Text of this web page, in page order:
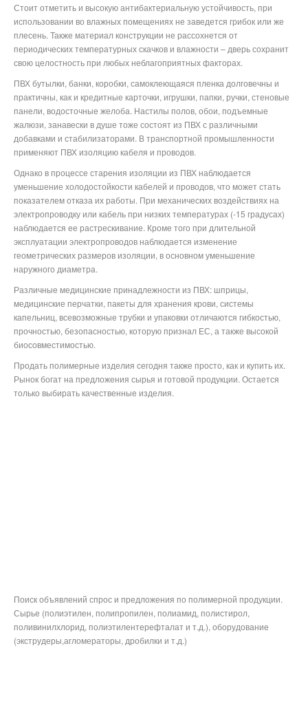
Стоит отметить и высокую антибактериальную устойчивость, при
использовании во влажных помещениях не заведется грибок или же
плесень. Также материал конструкции не рассохнется от
периодических температурных скачков и влажности – дверь сохранит
свою целостность при любых неблагоприятных факторах.
ПВХ бутылки, банки, коробки, самоклеющаяся пленка долговечны и
практичны, как и кредитные карточки, игрушки, папки, ручки, стеновые
панели, водосточные желоба. Настилы полов, обои, подъемные
жалюзи, занавески в душе тоже состоят из ПВХ с различными
добавками и стабилизаторами. В транспортной промышленности
применяют ПВХ изоляцию кабеля и проводов.
Однако в процессе старения изоляции из ПВХ наблюдается
уменьшение холодостойкости кабелей и проводов, что может стать
показателем отказа их работы. При механических воздействиях на
электропроводку или кабель при низких температурах (-15 градусах)
наблюдается ее растрескивание. Кроме того при длительной
эксплуатации электропроводов наблюдается изменение
геометрических размеров изоляции, в основном уменьшение
наружного диаметра.
Различные медицинские принадлежности из ПВХ: шприцы,
медицинские перчатки, пакеты для хранения крови, системы
капельниц, всевозможные трубки и упаковки отличаются гибкостью,
прочностью, безопасностью, которую признал ЕС, а также высокой
биосовместимостью.
Продать полимерные изделия сегодня также просто, как и купить их.
Рынок богат на предложения сырья и готовой продукции. Остается
только выбирать качественные изделия.
Поиск объявлений спрос и предложения по полимерной продукции.
Сырье (полиэтилен, полипропилен, полиамид, полистирол,
поливинилхлорид, полиэтилентерефталат и т.д.), оборудование
(экструдеры,агломераторы, дробилки и т.д.)